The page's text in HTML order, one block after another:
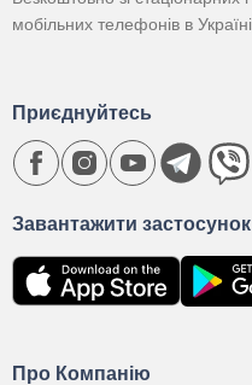
мобільних телефонів в Україні
Про Компанію
Завантажити застосунок
Приєднуйтесь